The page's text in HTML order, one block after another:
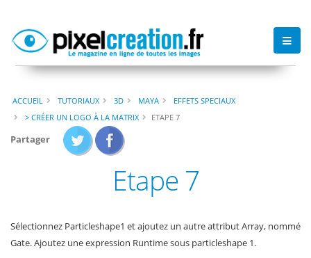
ACCUEIL TUTORIAUX 3D MAYA
EFFETS SPECIAUX
> CRÉER UN LOGO À LA MATRIX
ETAPE 7
Partager
Etape 7
Sélectionnez Particleshape1 et ajoutez un autre attribut Array, nommé
Gate. Ajoutez une expression Runtime sous particleshape 1.